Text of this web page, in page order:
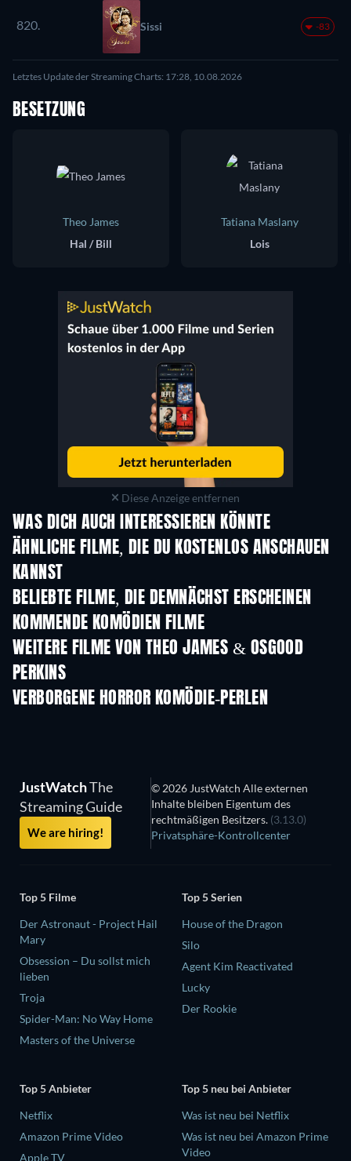
820. Sissi -83
Letztes Update der Streaming Charts: 17:28, 10.08.2026
BESETZUNG
Theo James
Hal / Bill
Tatiana Maslany
Lois
Diese Anzeige entfernen
WAS DICH AUCH INTERESSIEREN KÖNNTE
ÄHNLICHE FILME, DIE DU KOSTENLOS ANSCHAUEN
KANNST
BELIEBTE FILME, DIE DEMNÄCHST ERSCHEINEN
KOMMENDE KOMÖDIEN FILME
WEITERE FILME VON THEO JAMES & OSGOOD
PERKINS
VERBORGENE HORROR KOMÖDIE-PERLEN
Serie
JustWatchThe
Streaming Guide
We are hiring!
© 2026 JustWatch Alle externen
Inhalte bleiben Eigentum des
rechtmäßigen Besitzers. (3.13.0)
Privatsphäre-Kontrollcenter
Top 5 Filme
Der Astronaut - Project Hail
Mary
Obsession – Du sollst mich
lieben
Troja
Spider-Man: No Way Home
Masters of the Universe
Top 5 Serien
House of the Dragon
Silo
Agent Kim Reactivated
Lucky
Der Rookie
Top 5 Anbieter
Netflix
Amazon Prime Video
Apple TV
Top 5 neu bei Anbieter
Was ist neu bei Netflix
Was ist neu bei Amazon Prime
Video